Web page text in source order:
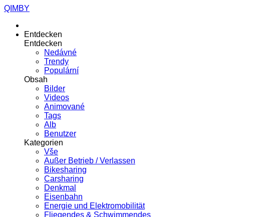
QIMBY
Entdecken
Entdecken
Nedávné
Trendy
Populární
Obsah
Bilder
Videos
Animované
Tags
Alb
Benutzer
Kategorien
Vše
Außer Betrieb / Verlassen
Bikesharing
Carsharing
Denkmal
Eisenbahn
Energie und Elektromobilität
Fliegendes & Schwimmendes